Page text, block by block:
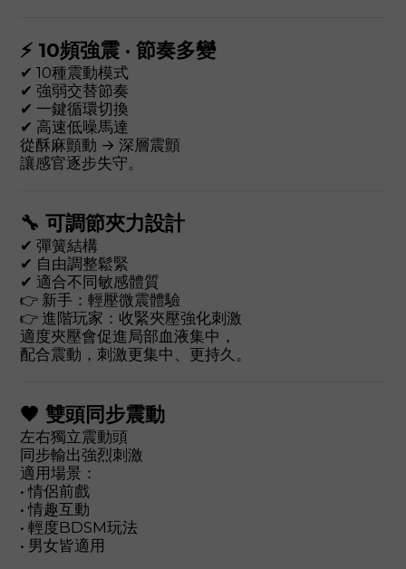
⚡ 10頻強震 · 節奏多變
✔ 10種震動模式
✔ 強弱交替節奏
✔ 一鍵循環切換
✔ 高速低噪馬達
從酥麻顫動 → 深層震顫
讓感官逐步失守。
🔧 可調節夾力設計
✔ 彈簧結構
✔ 自由調整鬆緊
✔ 適合不同敏感體質
👉 新手：輕壓微震體驗
👉 進階玩家：收緊夾壓強化刺激
適度夾壓會促進局部血液集中，
配合震動，刺激更集中、更持久。
🖤 雙頭同步震動
左右獨立震動頭
同步輸出強烈刺激
適用場景：
• 情侶前戲
• 情趣互動
• 輕度BDSM玩法
• 男女皆適用